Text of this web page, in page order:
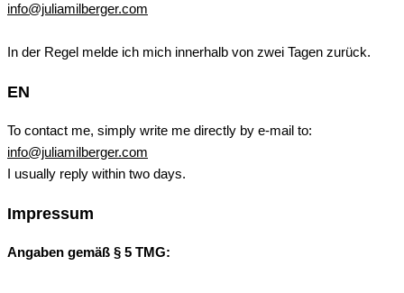
info@juliamilberger.com
In der Regel melde ich mich innerhalb von zwei Tagen zurück.
EN
To contact me, simply write me directly by e-mail to:
info@juliamilberger.com
I usually reply within two days.
Impressum
Angaben gemäß § 5 TMG: